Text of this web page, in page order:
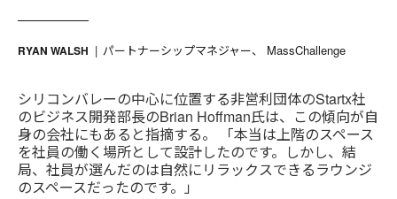
RYAN WALSH パートナーシップマネジャー、 MassChallenge
シリコンバレーの中心に位置する非営利団体のStartx社
のビジネス開発部長のBrian Hoffman氏は、この傾向が自
身の会社にもあると指摘する。 「本当は上階のスペース
を社員の働く場所として設計したのです。しかし、結
局、社員が選んだのは自然にリラックスできるラウンジ
のスペースだったのです。」